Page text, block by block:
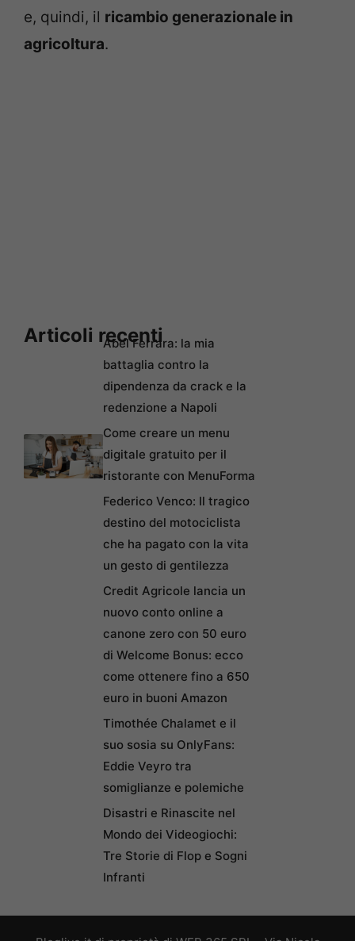
e, quindi, il ricambio generazionale in
agricoltura.
Articoli recenti
Abel Ferrara: la mia
battaglia contro la
dipendenza da crack e la
redenzione a Napoli
Come creare un menu
digitale gratuito per il
ristorante con MenuForma
Federico Venco: Il tragico
destino del motociclista
che ha pagato con la vita
un gesto di gentilezza
Credit Agricole lancia un
nuovo conto online a
canone zero con 50 euro
di Welcome Bonus: ecco
come ottenere fino a 650
euro in buoni Amazon
Timothée Chalamet e il
suo sosia su OnlyFans:
Eddie Veyro tra
somiglianze e polemiche
Disastri e Rinascite nel
Mondo dei Videogiochi:
Tre Storie di Flop e Sogni
Infranti